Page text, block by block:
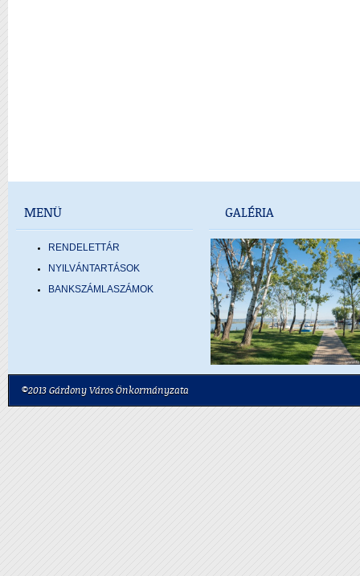
MENÜ
RENDELETTÁR
NYILVÁNTARTÁSOK
BANKSZÁMLASZÁMOK
GALÉRIA
©2013 Gárdony Város Önkormányzata